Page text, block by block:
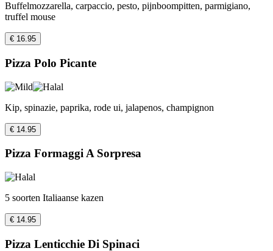
Buffelmozzarella, carpaccio, pesto, pijnboompitten, parmigiano,
truffel mouse
€ 16.95
Pizza Polo Picante
Kip, spinazie, paprika, rode ui, jalapenos, champignon
€ 14.95
Pizza Formaggi A Sorpresa
5 soorten Italiaanse kazen
€ 14.95
Pizza Lenticchie Di Spinaci